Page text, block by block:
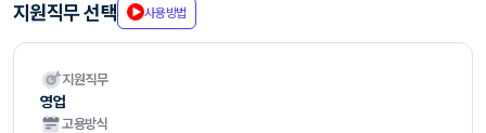
지원직무 선택 사용방법
지원직무
영업
고용방식